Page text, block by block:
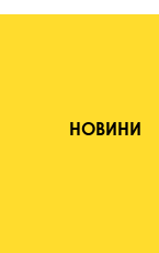
НОВИНИ